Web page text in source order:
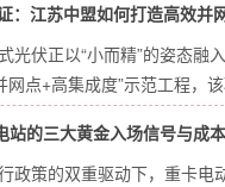
：江苏中盟如何打造高效并
光伏正以“小而精”的姿态
网点+高集成度”示范工程，
站的三大黄金入场信号与成
政策的双重驱动下，重卡